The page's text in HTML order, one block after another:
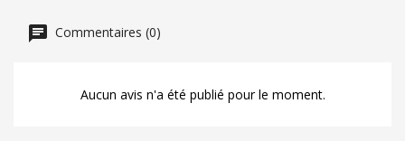
Commentaires (0)
Aucun avis n'a été publié pour le moment.